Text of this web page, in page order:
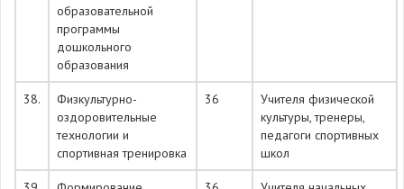
образовательной
программы
дошкольного
образования
38.
Физкультурно-
оздоровительные
технологии и
спортивная тренировка
36
Учителя физической
культуры, тренеры,
педагоги спортивных
школ